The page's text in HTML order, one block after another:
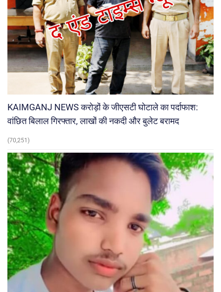
KAIMGANJ NEWS करोड़ों के जीएसटी घोटाले का पर्दाफाश:
वांछित बिलाल गिरफ्तार, लाखों की नकदी और बुलेट बरामद
(70,251)